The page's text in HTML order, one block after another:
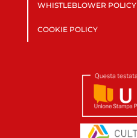
WHISTLEBLOWER POLICY
COOKIE POLICY